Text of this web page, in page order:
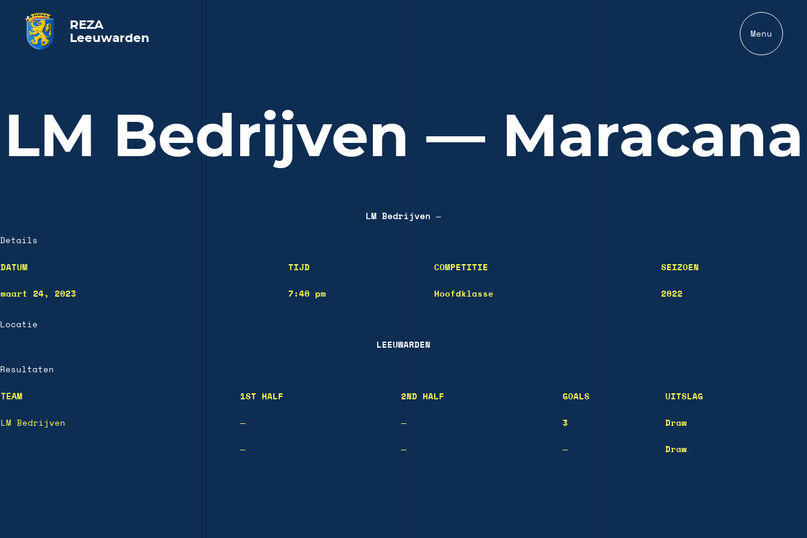
REZA
Leeuwarden
Menu
LM Bedrijven — Maracana
LM Bedrijven —
Details
DATUM TIJD COMPETITIE SEIZOEN
maart 24, 2023 7:40 pm Hoofdklasse 2022
Locatie
LEEUWARDEN
Resultaten
TEAM 1ST HALF 2ND HALF GOALS UITSLAG
LM Bedrijven — — 3 Draw
— — — Draw